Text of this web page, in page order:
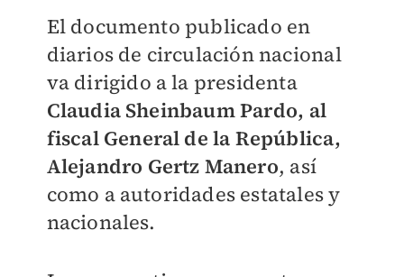
El documento publicado en
diarios de circulación nacional
va dirigido a la presidenta
Claudia Sheinbaum Pardo, al
fiscal General de la República,
Alejandro Gertz Manero, así
como a autoridades estatales y
nacionales.